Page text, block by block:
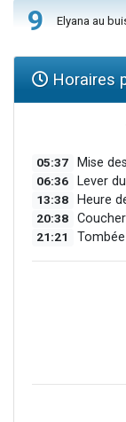
9 Elyana au
Horaires
05:37 Mise
06:36 Lever
13:38 Heure
20:38
21:21